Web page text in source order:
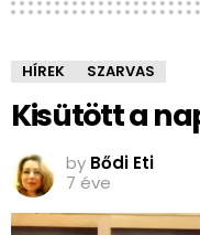
HÍREK SZARVAS
Kisütött a
by Bődi Eti
7 éve